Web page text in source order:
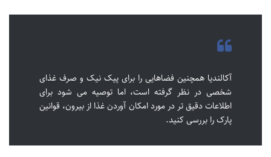
آکالندیا همچنین فضاهایی را برای پیک نیک و صرف غذای
شخصی در نظر گرفته است، اما توصیه می شود برای
اطلاعات دقیق تر در مورد امکان آوردن غذا از بیرون، قوانین
پارک را بررسی کنید.